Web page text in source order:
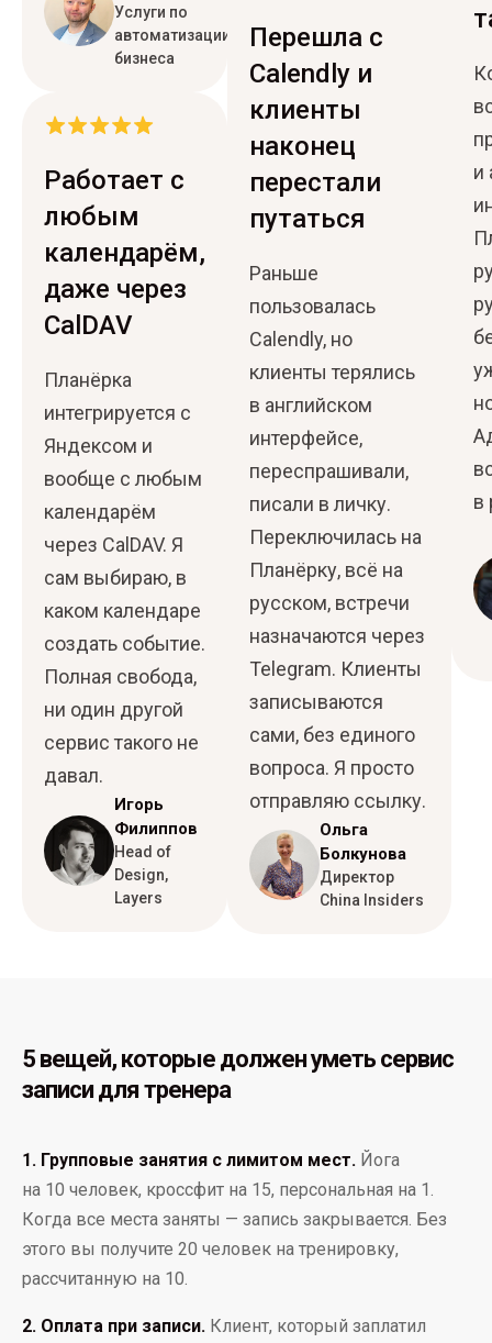
Услуги по
автоматизации
бизнеса
Работает с
любым
календарём,
даже через
CalDAV
Планёрка
интегрируется с
Яндексом и
вообще с любым
календарём
через CalDAV. Я
сам выбираю, в
каком календаре
создать событие.
Полная свобода,
ни один другой
сервис такого не
давал.
Игорь
Филиппов
Head of
Design,
Layers
Перешла с
Calendly и
клиенты
наконец
перестали
путаться
Раньше
пользовалась
Calendly, но
клиенты терялись
в английском
интерфейсе,
переспрашивали,
писали в личку.
Переключилась на
Планёрку, всё на
русском, встречи
назначаются через
Telegram. Клиенты
записываются
сами, без единого
вопроса. Я просто
отправляю ссылку.
Ольга
Болкунова
Директор
China Insiders
и
в
5 вещей, которые должен уметь сервис
записи для тренера
1. Групповые занятия с лимитом мест. Йога
на 10 человек, кроссфит на 15, персональная на 1.
Когда все места заняты — запись закрывается. Без
этого вы получите 20 человек на тренировку,
рассчитанную на 10.
2. Оплата при записи. Клиент, который заплатил